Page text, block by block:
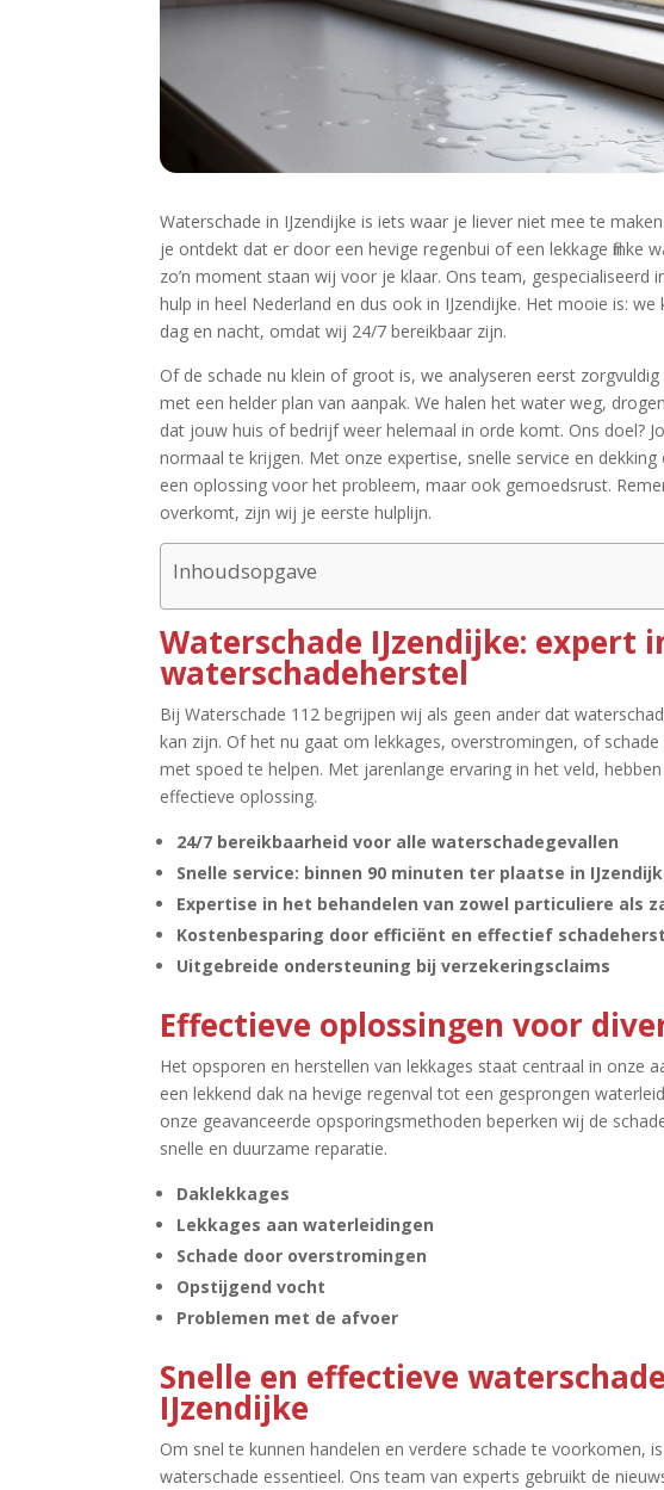
Waterschade in IJzendijke is iets waar je liever niet mee te
je ontdekt dat er door een hevige regenbui of een lekkage flinke
zo’n moment staan wij voor je klaar.​ Ons team, gespecialiseerd
hulp in heel Nederland en dus ook in IJzendijke.​ Het mooie is:
dag en nacht, omdat wij 24/7 bereikbaar zijn.​
Of de schade nu klein of groot is, we analyseren eerst
met een helder plan van aanpak.​ We halen het water weg,
dat jouw huis of bedrijf weer helemaal in orde komt.​ Ons doel?
normaal te krijgen.​ Met onze expertise, snelle service en
een oplossing voor het probleem, maar ook gemoedsrust.​
overkomt, zijn wij je eerste hulplijn.​
Inhoudsopgave
Waterschade IJzendijke: expert
waterschadeherstel
Bij Waterschade 112 begrijpen wij als geen ander dat
kan zijn.​ Of het nu gaat om lekkages, overstromingen, of
met spoed te helpen.​ Met jarenlange ervaring in het veld,
effectieve oplossing.​
24/7 bereikbaarheid voor alle waterschadegevallen
Snelle service: binnen 90 minuten ter plaatse in
Expertise in het behandelen van zowel particuliere als
Kostenbesparing door efficiënt en effectief
Uitgebreide ondersteuning bij verzekeringsclaims
Effectieve oplossingen voor
Het opsporen en herstellen van lekkages staat centraal in onze
een lekkend dak na hevige regenval tot een gesprongen
onze geavanceerde opsporingsmethoden beperken wij de
snelle en duurzame reparatie.​
Daklekkages
Lekkages aan waterleidingen
Schade door overstromingen
Opstijgend vocht
Problemen met de afvoer
Snelle en effectieve
IJzendijke
Om snel te kunnen handelen en verdere schade te voorkomen,
waterschade essentieel.​ Ons team van experts gebruikt de